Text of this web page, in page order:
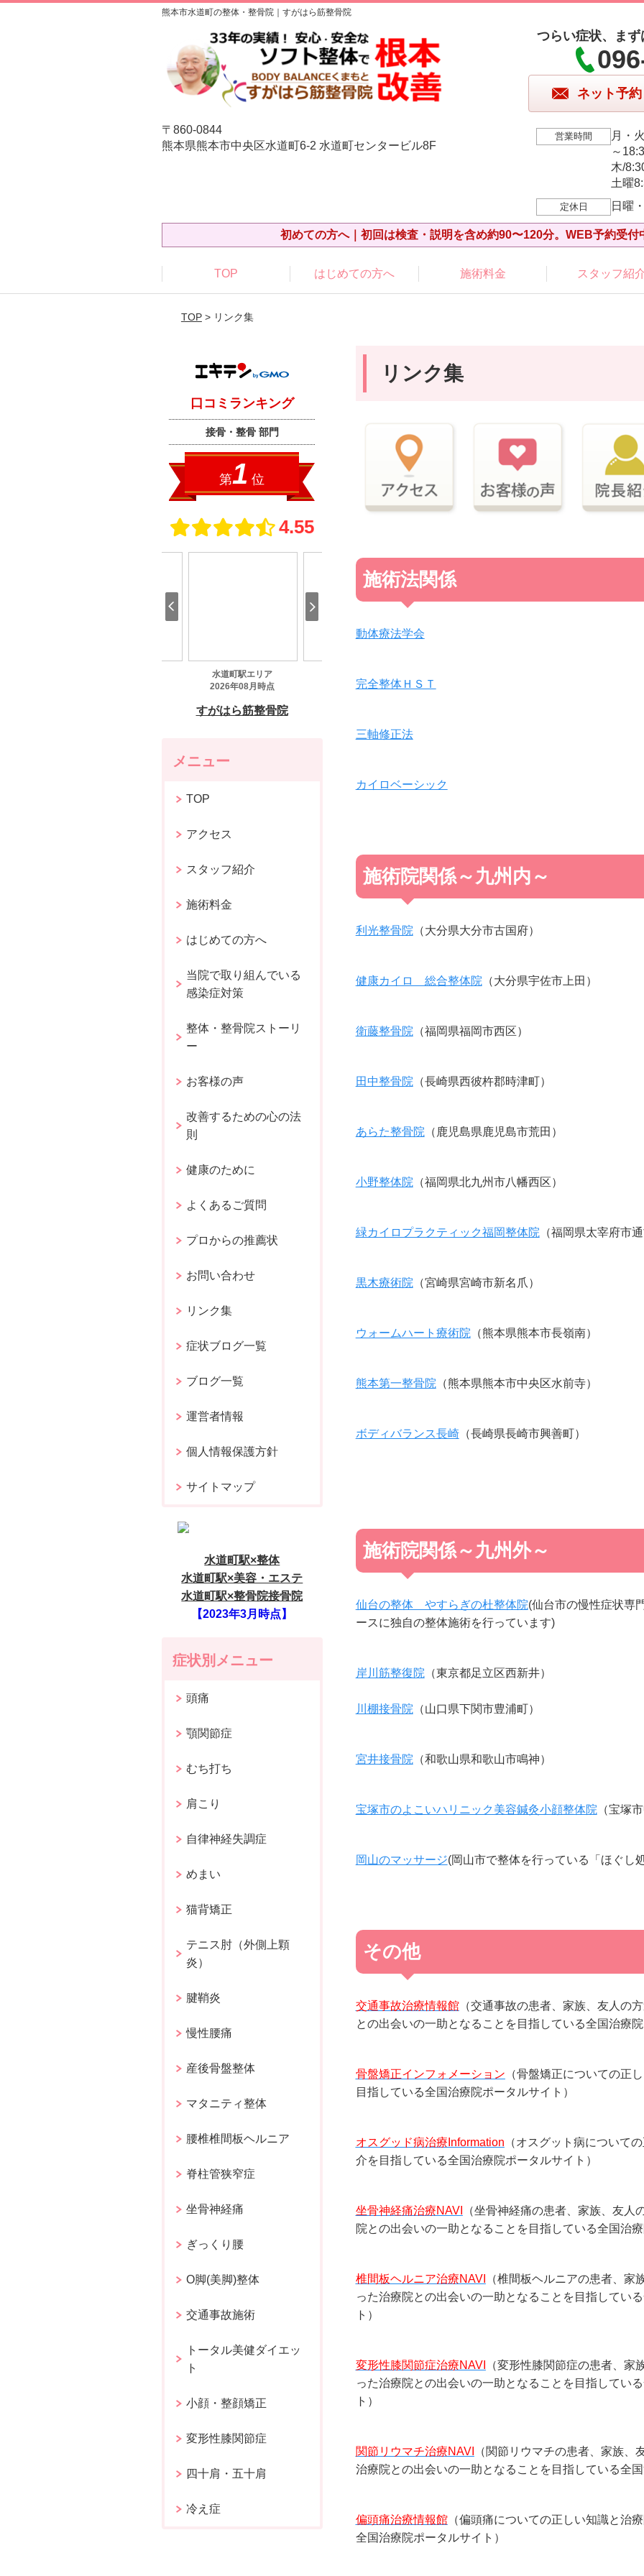
熊本市水道町の整体・整骨院｜すがはら筋整骨院
〒860-0844
熊本県熊本市中央区水道町6-2 水道町センタービル8F
つらい症状、ま
ネット予約
営業時間
月・
～
木/
土曜
定休日 日曜
初めての方へ｜初回は検査・説明を含め約90〜120分。WEB予約受付
TOP はじめての方へ 施術料金 スタッフ紹
TOP> リンク集
リンク集
施術法関係
動体療法学会
完全整体ＨＳＴ
三軸修正法
カイロベーシック
施術院関係～九州内～
利光整骨院 （大分県大分市古国府）
健康カイロ 総合整体院 （大分県宇佐市上田）
衛藤整骨院 （福岡県福岡市西区）
田中整骨院 （長崎県西彼杵郡時津町）
あらた整骨院 （鹿児島県鹿児島市荒田）
小野整体院 （福岡県北九州市八幡西区）
緑カイロプラクティック福岡整体院 （福岡県太宰府市
黒木療術院 （宮崎県宮崎市新名爪）
ウォームハート療術院 （熊本県熊本市長嶺南）
熊本第一整骨院 （熊本県熊本市中央区水前寺）
ボディバランス長崎（長崎県長崎市興善町）
施術院関係～九州外～
仙台の整体 やすらぎの杜整体院(仙台市の慢性症状専
ースに独自の整体施術を行っています)
岸川筋整復院 （東京都足立区西新井）
川棚接骨院 （山口県下関市豊浦町）
宮井接骨院 （和歌山県和歌山市鳴神）
宝塚市のよこいハリニック美容鍼灸小顔整体院 （宝塚
岡山のマッサージ(岡山市で整体を行っている「ほぐし
その他
交通事故治療情報館（交通事故の患者、家族、友人の
との出会いの一助となることを目指している全国治療
骨盤矯正インフォメーション （骨盤矯正についての正
目指している全国治療院ポータルサイト）
オスグッド病治療Information （オスグット病について
介を目指している全国治療院ポータルサイト）
坐骨神経痛治療NAVI
（坐骨神経痛の患者、家族、友人
院との出会いの一助となることを目指している全国治
椎間板ヘルニア治療NAVI
（椎間板ヘルニアの患者、家
った治療院との出会いの一助となることを目指してい
ト）
変形性膝関節症治療NAVI
（変形性膝関節症の患者、家
った治療院との出会いの一助となることを目指してい
ト）
関節リウマチ治療NAVI
（関節リウマチの患者、家族、
治療院との出会いの一助となることを目指している全
偏頭痛治療情報館（偏頭痛についての正しい知識と治
全国治療院ポータルサイト）
メニュー
TOP
アクセス
スタッフ紹介
施術料金
はじめての方へ
当院で取り組んでいる
感染症対策
整体・整骨院ストーリ
ー
お客様の声
改善するための心の法
則
健康のために
よくあるご質問
プロからの推薦状
お問い合わせ
リンク集
症状ブログ一覧
ブログ一覧
運営者情報
個人情報保護方針
サイトマップ
水道町駅×整体
水道町駅×美容・エステ
水道町駅×整骨院接骨院
【2023年3月時点】
症状別メニュー
頭痛
顎関節症
むち打ち
肩こり
自律神経失調症
めまい
猫背矯正
テニス肘（外側上顆
炎）
腱鞘炎
慢性腰痛
産後骨盤整体
マタニティ整体
腰椎椎間板ヘルニア
脊柱管狭窄症
坐骨神経痛
ぎっくり腰
O脚(美脚)整体
交通事故施術
トータル美健ダイエッ
ト
小顔・整顔矯正
変形性膝関節症
四十肩・五十肩
冷え症